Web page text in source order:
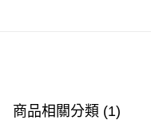
每筆NT$100，滿
商品相關分類 (1)